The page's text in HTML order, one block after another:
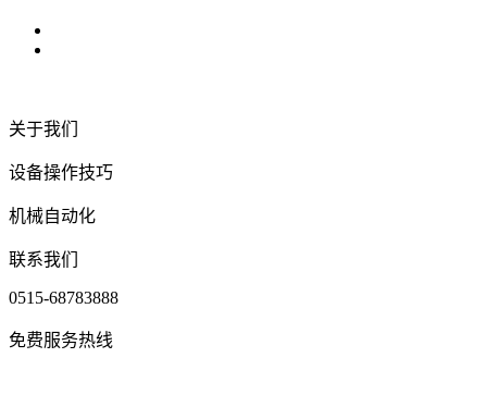
关于我们
设备操作技巧
机械自动化
联系我们
0515-68783888
免费服务热线